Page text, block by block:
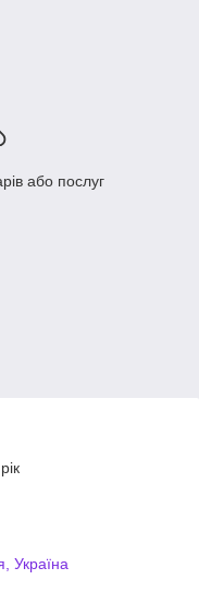
або послуг
Україна